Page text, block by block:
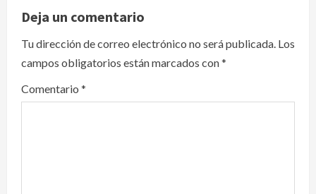
v
i
g
a
Deja un comentario
Tu dirección de correo electrónico no será publicada. Los
campos obligatorios están marcados con*
Comentario *